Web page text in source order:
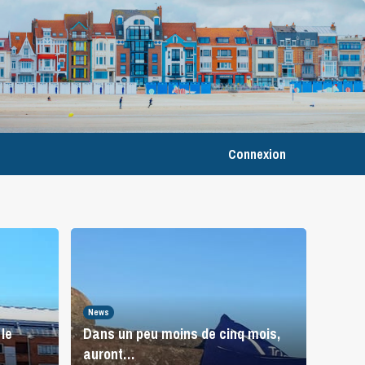
Connexion
News
Dans un peu moins de cinq mois,
auront…